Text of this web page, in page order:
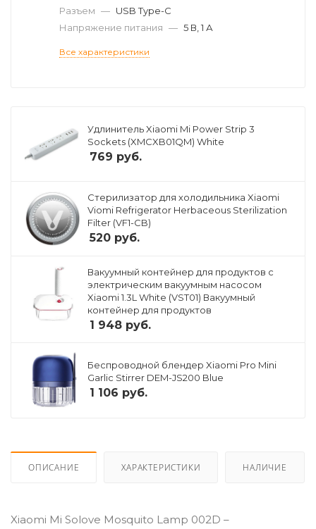
Разъем — USB Type-C
Напряжение питания — 5 В, 1 А
Все характеристики
Удлинитель Xiaomi Mi Power Strip 3
Sockets (XMCXB01QM) White
769 руб.
Стерилизатор для холодильника Xiaomi
Viomi Refrigerator Herbaceous Sterilization
Filter (VF1-CB)
520 руб.
Вакуумный контейнер для продуктов с
электрическим вакуумным насосом
Xiaomi 1.3L White (VST01) Вакуумный
контейнер для продуктов
1 948 руб.
Беспроводной блендер Xiaomi Pro Mini
Garlic Stirrer DEM-JS200 Blue
1 106 руб.
ОПИСАНИЕ ХАРАКТЕРИСТИКИ НАЛИЧИЕ
Xiaomi Mi Solove Mosquito Lamp 002D –